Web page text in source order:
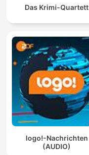
Das Krimi-Quartett
logo!-Nachrichten
(AUDIO)